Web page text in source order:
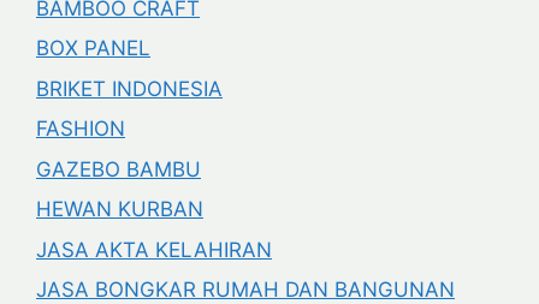
BAMBOO CRAFT
BOX PANEL
BRIKET INDONESIA
FASHION
GAZEBO BAMBU
HEWAN KURBAN
JASA AKTA KELAHIRAN
JASA BONGKAR RUMAH DAN BANGUNAN